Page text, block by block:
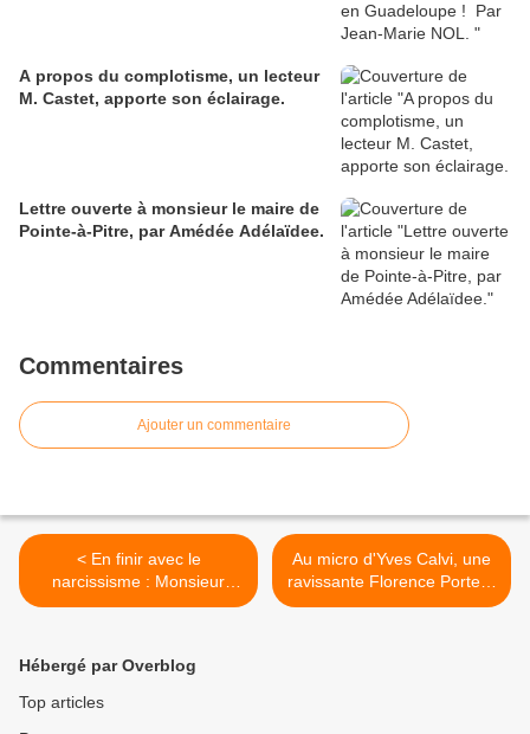
A propos du complotisme, un lecteur
M. Castet, apporte son éclairage.
Lettre ouverte à monsieur le maire de
Pointe-à-Pitre, par Amédée Adélaïdee.
Commentaires
Ajouter un commentaire
< En finir avec le
narcissisme : Monsieur
Macron, vous n'êtes pas le
Au micro d'Yves Calvi, une
ravissante Florence Portelli,
commente l'actualité
Hébergé par Overblog
Top articles